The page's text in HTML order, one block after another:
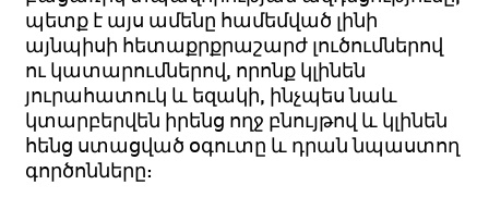
պետք է այս ամենը համեմված լինի
այնպիսի հետաքրքրաշարժ լուծումներով
ու կատարումներով, որոնք կլինեն
յուրահատուկ և եզակի, ինչպես նաև
կտարբերվեն իրենց ողջ բնույթով և կլինեն
հենց ստացված օգուտը և դրան նպաստող
գործոնները: